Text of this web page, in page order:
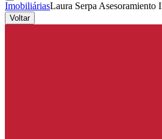
ImobiliáriasLaura Serpa Asesoramiento
Voltar